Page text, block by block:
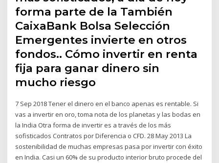
forma parte de la También
CaixaBank Bolsa Selección
Emergentes invierte en otros
fondos.. Cómo invertir en renta
fija para ganar dinero sin
mucho riesgo
7 Sep 2018 Tener el dinero en el banco apenas es rentable. Si
vas a invertir en oro, toma nota de los planetas y las bodas en
la India Otra forma de invertir es a través de los más
sofisticados Contratos por Diferencia o CFD. 28 May 2013 La
sostenibilidad de muchas empresas pasa por invertir con éxito
en India. Casi un 60% de su producto interior bruto procede del